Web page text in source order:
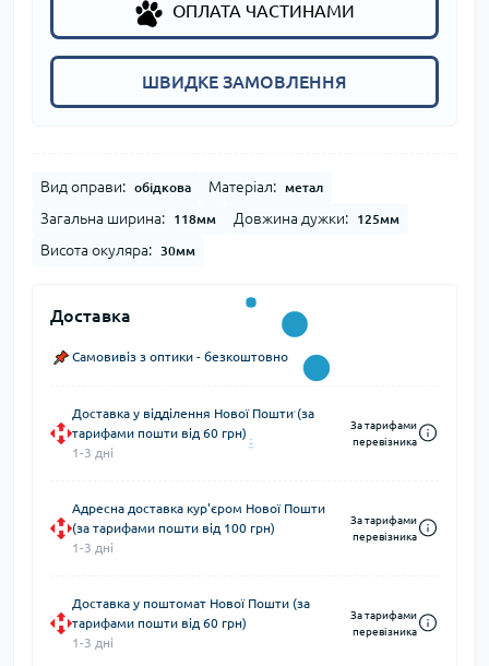
ОПЛАТА ЧАСТИНАМИ
ШВИДКЕ ЗАМОВЛЕННЯ
Вид оправи: обідкова Матеріал: метал
Загальна ширина: 118мм Довжина дужки: 125мм
Висота окуляра: 30мм
Доставка
Самовивіз з оптики - безкоштовно
Доставка у відділення Нової Пошти (за
тарифами пошти від 60 грн)
1-3 дні
За тарифами
перевізника
Адресна доставка кур'єром Нової Пошти
(за тарифами пошти від 100 грн)
1-3 дні
За тарифами
перевізника
Доставка у поштомат Нової Пошти (за
тарифами пошти від 60 грн)
1-3 дні
За тарифами
перевізника